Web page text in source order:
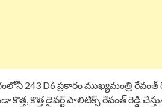
243 D6 ప్రకారం ముఖ్యమంత్రి రేవంత్
కొత్త డైవర్ట్ పాలిటిక్స్ రేవంత్ రెడ్డి